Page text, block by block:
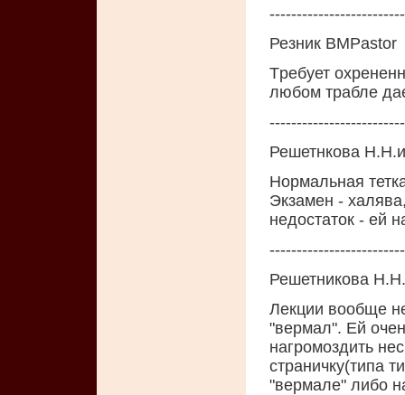
Резник ВМPastor
Тpебует
любом тpабле
Решетнкова
Нормальная
Экзамен -
недостаток - ей
Решетникова
Лекции вообще
"вермал". Ей
нагромоздить
страничку(типа
"вермале" либо